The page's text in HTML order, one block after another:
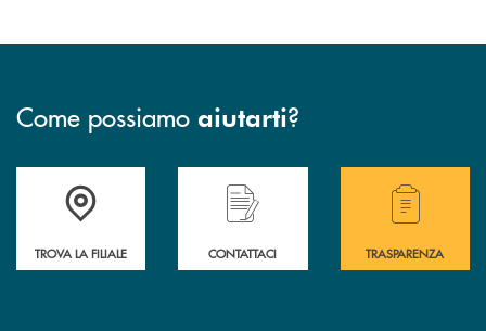
Come possiamo aiutarti?
Accedi all' elenco completo delle filiali .
TROVA LA FILIALE
Hai bisogno di assistenza immediata?
CONTATTACI
Hai bisogno di
TRASPARENZA